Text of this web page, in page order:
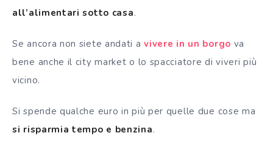
all’alimentari sotto casa.
Se ancora non siete andati avivere in un borgo va
bene anche il city market o lo spacciatore di viveri più
vicino.
Si spende qualche euro in più per quelle due cose ma
si risparmia tempo e benzina.